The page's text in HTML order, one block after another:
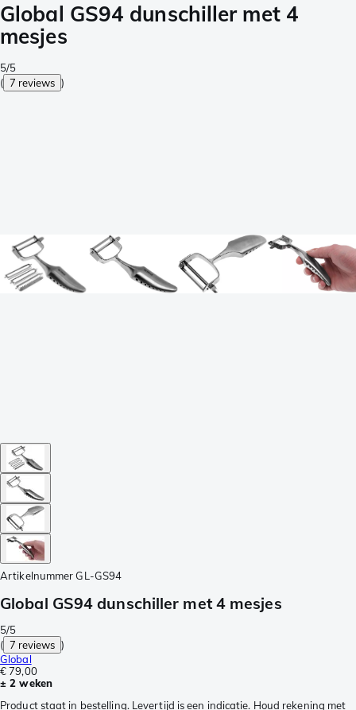
Global GS94 dunschiller met 4
mesjes
5/5
( 7 reviews )
Artikelnummer GL-GS94
Global GS94 dunschiller met 4 mesjes
5/5
( 7 reviews )
Global
€ 79,00
± 2 weken
Product staat in bestelling. Levertijd is een indicatie. Houd rekening met